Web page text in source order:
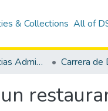
& Collections All of
Facultad de Ciencias Administrativas